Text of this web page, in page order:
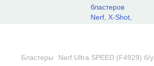
Бластеры Nerf Ultra SPEED (F4929) б/у